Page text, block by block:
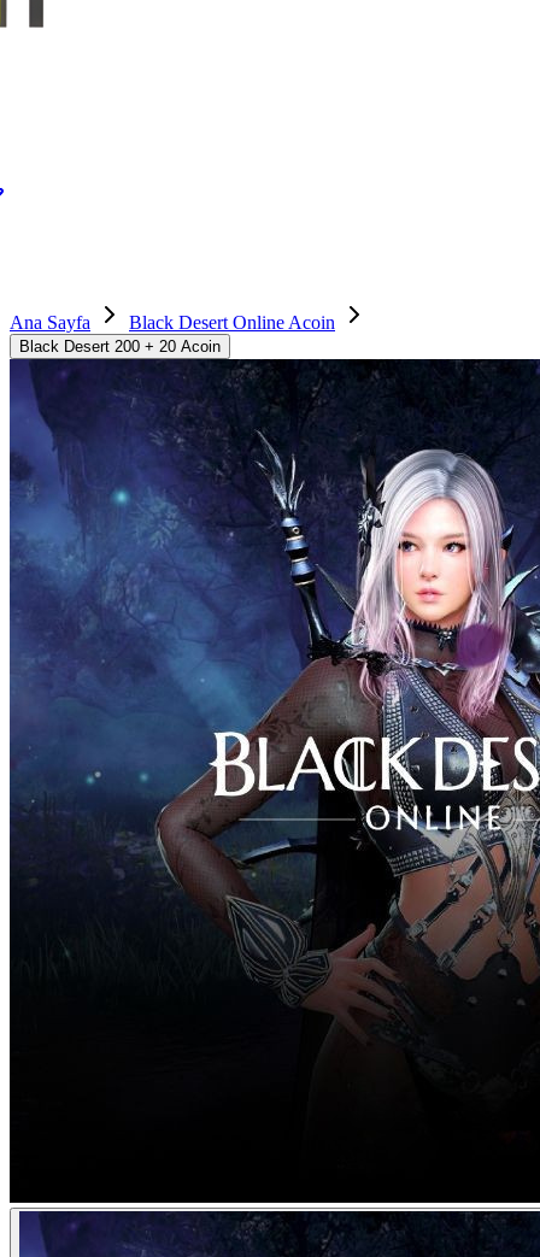
Ana Sayfa Black Desert Online Acoin
Black Desert 200 + 20 Acoin